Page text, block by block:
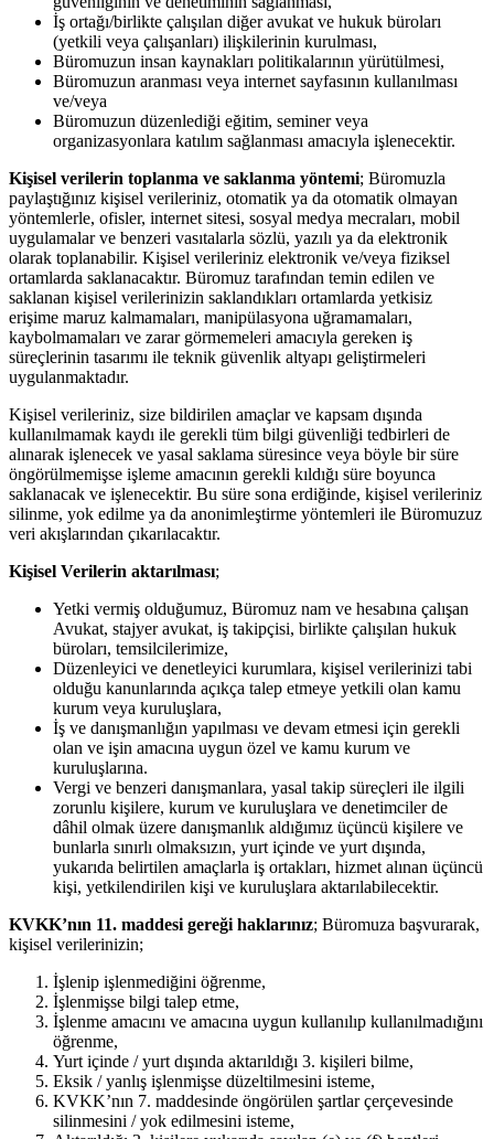
İş ortağı/birlikte çalışılan diğer avukat ve hukuk büroları
(yetkili veya çalışanları) ilişkilerinin kurulması,
Büromuzun insan kaynakları politikalarının yürütülmesi,
Büromuzun aranması veya internet sayfasının kullanılması
ve/veya
Büromuzun düzenlediği eğitim, seminer veya
organizasyonlara katılım sağlanması amacıyla işlenecektir.
Kişisel verilerin toplanma ve saklanma yöntemi; Büromuzla
paylaştığınız kişisel verileriniz, otomatik ya da otomatik olmayan
yöntemlerle, ofisler, internet sitesi, sosyal medya mecraları, mobil
uygulamalar ve benzeri vasıtalarla sözlü, yazılı ya da elektronik
olarak toplanabilir. Kişisel verileriniz elektronik ve/veya fiziksel
ortamlarda saklanacaktır. Büromuz tarafından temin edilen ve
saklanan kişisel verilerinizin saklandıkları ortamlarda yetkisiz
erişime maruz kalmamaları, manipülasyona uğramamaları,
kaybolmamaları ve zarar görmemeleri amacıyla gereken iş
süreçlerinin tasarımı ile teknik güvenlik altyapı geliştirmeleri
uygulanmaktadır.
Kişisel verileriniz, size bildirilen amaçlar ve kapsam dışında
kullanılmamak kaydı ile gerekli tüm bilgi güvenliği tedbirleri de
alınarak işlenecek ve yasal saklama süresince veya böyle bir süre
öngörülmemişse işleme amacının gerekli kıldığı süre boyunca
saklanacak ve işlenecektir. Bu süre sona erdiğinde, kişisel verileriniz
silinme, yok edilme ya da anonimleştirme yöntemleri ile Büromuzuz
veri akışlarından çıkarılacaktır.
Kişisel Verilerin aktarılması;
Yetki vermiş olduğumuz, Büromuz nam ve hesabına çalışan
Avukat, stajyer avukat, iş takipçisi, birlikte çalışılan hukuk
büroları, temsilcilerimize,
Düzenleyici ve denetleyici kurumlara, kişisel verilerinizi tabi
olduğu kanunlarında açıkça talep etmeye yetkili olan kamu
kurum veya kuruluşlara,
İş ve danışmanlığın yapılması ve devam etmesi için gerekli
olan ve işin amacına uygun özel ve kamu kurum ve
kuruluşlarına.
Vergi ve benzeri danışmanlara, yasal takip süreçleri ile ilgili
zorunlu kişilere, kurum ve kuruluşlara ve denetimciler de
dâhil olmak üzere danışmanlık aldığımız üçüncü kişilere ve
bunlarla sınırlı olmaksızın, yurt içinde ve yurt dışında,
yukarıda belirtilen amaçlarla iş ortakları, hizmet alınan üçüncü
kişi, yetkilendirilen kişi ve kuruluşlara aktarılabilecektir.
KVKK’nın 11. maddesi gereği haklarınız; Büromuza başvurarak,
kişisel verilerinizin;
İşlenip işlenmediğini öğrenme,
İşlenmişse bilgi talep etme,
İşlenme amacını ve amacına uygun kullanılıp kullanılmadığını
öğrenme,
Yurt içinde / yurt dışında aktarıldığı 3. kişileri bilme,
Eksik / yanlış işlenmişse düzeltilmesini isteme,
KVKK’nın 7. maddesinde öngörülen şartlar çerçevesinde
silinmesini / yok edilmesini isteme,